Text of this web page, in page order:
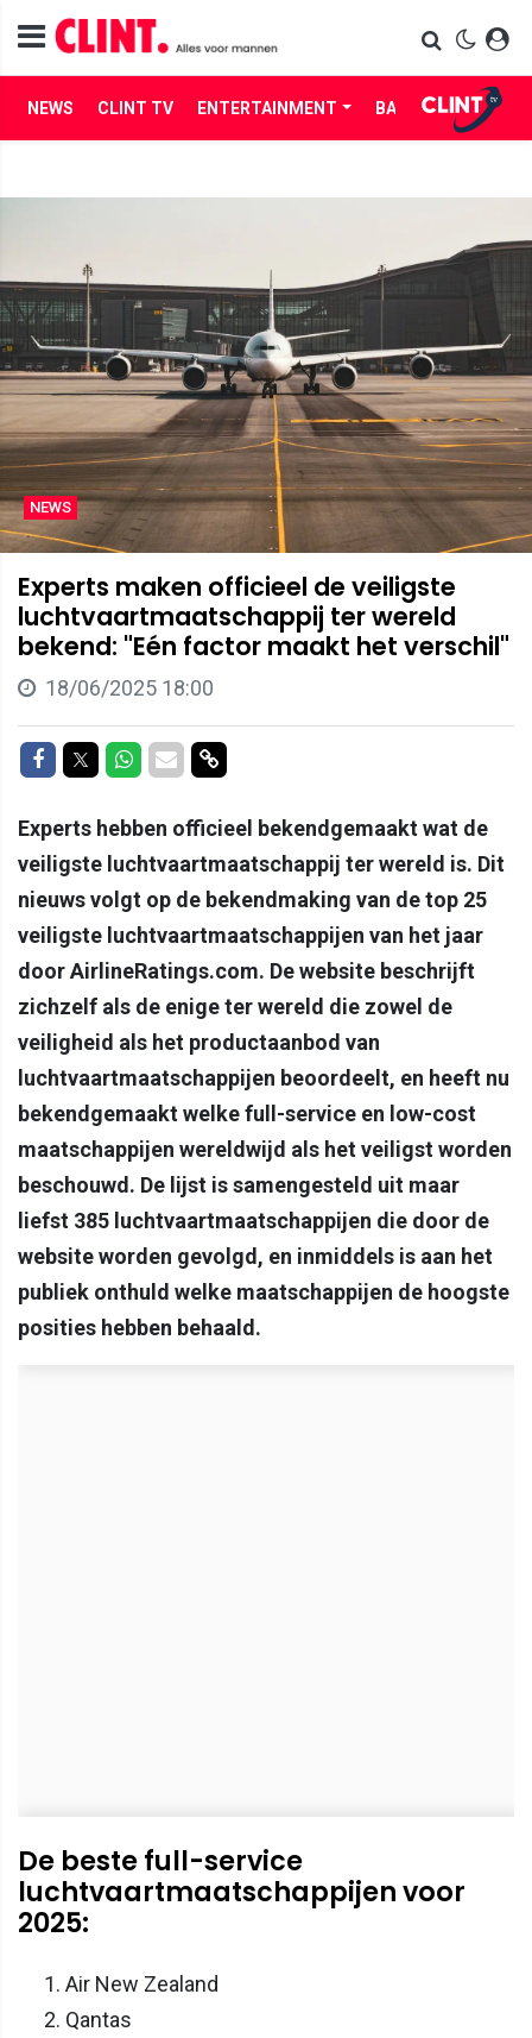
NEWS CLINT TV ENTERTAINMENT BABES LIFE
NEWS
Experts maken officieel de veiligste
luchtvaartmaatschappij ter wereld
bekend: "Eén factor maakt het verschil"
18/06/2025 18:00
Delen op Facebook
Delen op Twitter
Delen op Whatsapp
Delen via Mail
Delen via link
Experts hebben officieel bekendgemaakt wat de
veiligste luchtvaartmaatschappij ter wereld is. Dit
nieuws volgt op de bekendmaking van de top 25
veiligste luchtvaartmaatschappijen van het jaar
door AirlineRatings.com. De website beschrijft
zichzelf als de enige ter wereld die zowel de
veiligheid als het productaanbod van
luchtvaartmaatschappijen beoordeelt, en heeft nu
bekendgemaakt welke full-service en low-cost
maatschappijen wereldwijd als het veiligst worden
beschouwd. De lijst is samengesteld uit maar
liefst 385 luchtvaartmaatschappijen die door de
website worden gevolgd, en inmiddels is aan het
publiek onthuld welke maatschappijen de hoogste
posities hebben behaald.
De beste full-service
luchtvaartmaatschappijen voor
2025:
Air New Zealand
Qantas